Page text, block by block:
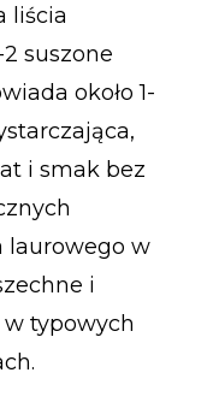
liścia
suszone
około 1-
i smak bez
laurowego w
i
typowych